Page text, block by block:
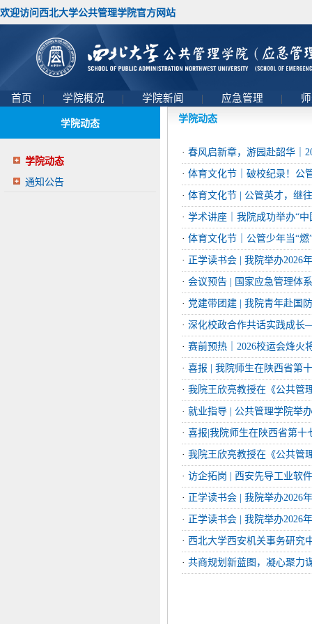
欢迎访问西北大学公共管理学院官方网站
首页 | 学院概况 | 学院新闻 | 应急管理 |
学院动态
学院动态
通知公告
学院动态
· 春风启新章，游园赴韶华｜
· 体育文化节｜破校纪录！公
· 体育文化节 | 公管英才，继
· 学术讲座｜我院成功举办“
· 体育文化节｜公管少年当“
· 正学读书会 | 我院举办2026
· 会议预告 | 国家应急管理体
· 党建带团建 | 我院青年赴国
· 深化校政合作共话实践成
· 赛前预热｜2026校运会烽火
· 喜报 | 我院师生在陕西省第
· 我院王欣亮教授在《公共管
· 就业指导 | 公共管理学院举
· 喜报|我院师生在陕西省第十
· 我院王欣亮教授在《公共管
· 访企拓岗 | 西安先导工业软
· 正学读书会 | 我院举办2026
· 正学读书会 | 我院举办2026
· 西北大学西安机关事务研究
· 共商规划新蓝图，凝心聚力